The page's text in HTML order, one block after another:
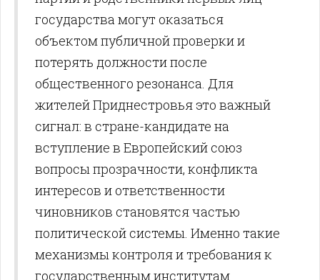
государства могут оказаться
объектом публичной проверки и
потерять должности после
общественного резонанса. Для
жителей Приднестровья это важный
сигнал: в стране-кандидате на
вступление в Европейский союз
вопросы прозрачности, конфликта
интересов и ответственности
чиновников становятся частью
политической системы. Именно такие
механизмы контроля и требования к
государственным институтам